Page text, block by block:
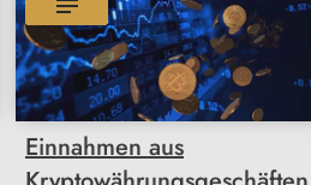
Einnahmen aus